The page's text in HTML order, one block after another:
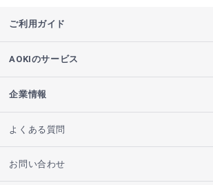
ご利用ガイド
AOKIのサービス
企業情報
よくある質問
お問い合わせ